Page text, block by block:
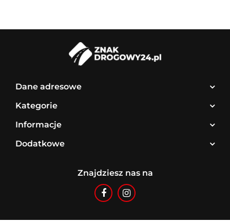
Dane adresowe
Kategorie
Informacje
Dodatkowe
Znajdziesz nas na